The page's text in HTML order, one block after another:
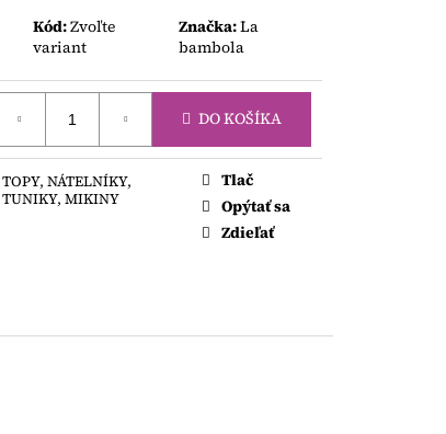
Kód:Zvoľte
variant
Značka:La
bambola
DO KOŠÍKA
TOPY, NÁTELNÍKY,
TUNIKY, MIKINY
Tlač
Opýtať sa
Zdieľať